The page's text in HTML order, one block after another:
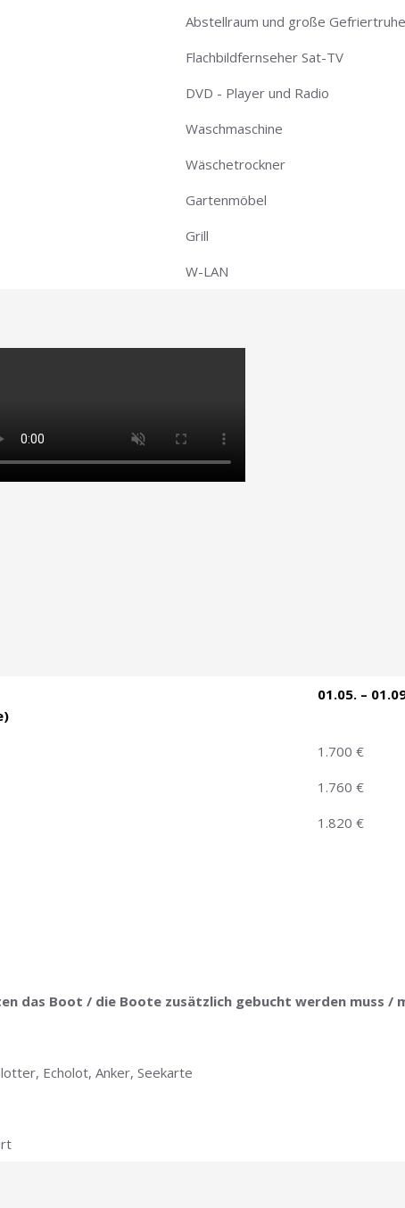
Abstellraum und große
Flachbildfernseher Sat-TV
DVD - Player und Radio
Waschmaschine
Wäschetrockner
Gartenmöbel
Grill
W-LAN
01.05. –
1.700 €
1.760 €
1.820 €
das Boot / die Boote zusätzlich gebucht werden muss /
Echolot, Anker, Seekarte